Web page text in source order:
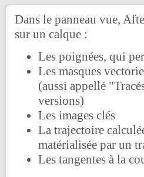
Dans le panneau vue,
sur un calque :
Les poignées, qui
Les masques
(aussi appellé
versions)
Les images clés
La trajectoire
matérialisée par un
Les tangentes à la